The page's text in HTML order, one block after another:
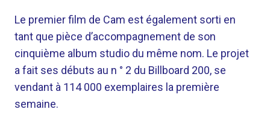
Le premier film de Cam est également sorti en
tant que pièce d’accompagnement de son
cinquième album studio du même nom. Le projet
a fait ses débuts au n ° 2 du Billboard 200, se
vendant à 114 000 exemplaires la première
semaine.